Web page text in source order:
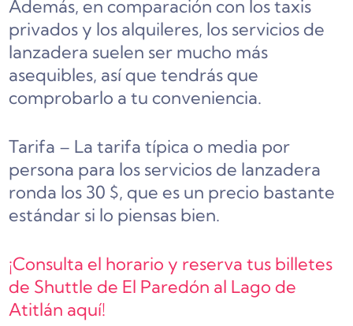
Además, en comparación con los taxis
privados y los alquileres, los servicios de
lanzadera suelen ser mucho más
asequibles, así que tendrás que
comprobarlo a tu conveniencia.
Tarifa – La tarifa típica o media por
persona para los servicios de lanzadera
ronda los 30 $, que es un precio bastante
estándar si lo piensas bien.
¡Consulta el horario y reserva tus billetes
de Shuttle de El Paredón al Lago de
Atitlán aquí!